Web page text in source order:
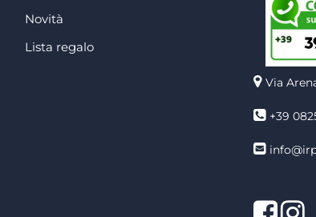
Novità
Lista regalo
Via
+39